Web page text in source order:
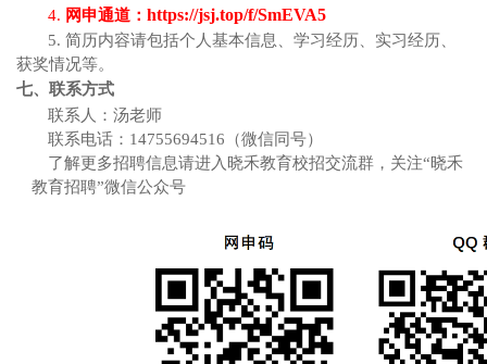
4. 网申通道： https://jsj.top/f/SmEVA5
5. 简历内容请包括个人基本信息、学习经历、实习经历、
获奖情况等。
七、联系方式
联系人：汤老师
联系电话： 14755694516（微信同号）
了解更多招聘信息请进入晓禾教育校招交流群，关注“晓禾
教育招聘”微信公众号